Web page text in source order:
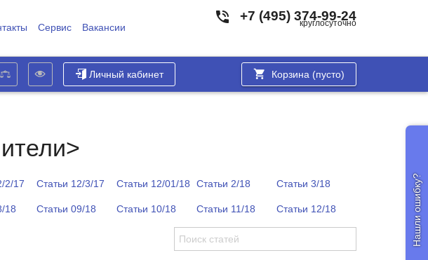
Сервис Вакансии
+7 (495) 374-99-24
круглосуточно
Личный кабинет Корзина (пусто)
2/17 Статьи 12/3/17 Статьи 12/01/18 Статьи 2/18 Статьи 3/18
18 Статьи 09/18 Статьи 10/18 Статьи 11/18 Статьи 12/18 Нашли ошибку?